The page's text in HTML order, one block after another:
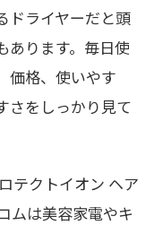
ドライヤーだと頭
あります。毎日使
価格、使いやす
さをしっかり見て
テクトイオン ヘア
ムは美容家電やキ